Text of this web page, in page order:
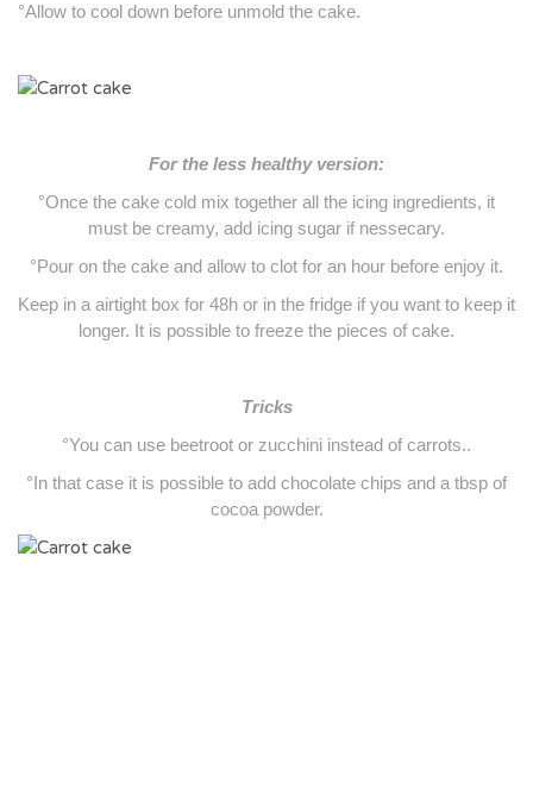
°Allow to cool down before unmold the cake.
For the less healthy version:
°Once the cake cold mix together all the icing ingredients, it
must be creamy, add icing sugar if nessecary.
°Pour on the cake and allow to clot for an hour before enjoy it.
Keep in a airtight box for 48h or in the fridge if you want to keep it
longer. It is possible to freeze the pieces of cake.
Tricks
°You can use beetroot or zucchini instead of carrots..
°In that case it is possible to add chocolate chips and a tbsp of
cocoa powder.